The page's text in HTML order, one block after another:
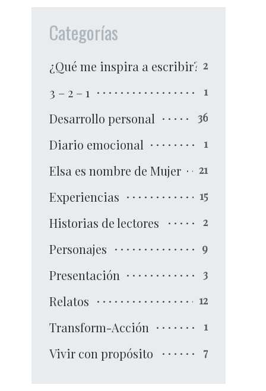
Categorías
¿Qué me inspira a escribir? 2
3 – 2 – 1 1
Desarrollo personal 36
Diario emocional 1
Elsa es nombre de Mujer 21
Experiencias 15
Historias de lectores 2
Personajes 9
Presentación 3
Relatos 12
Transform-Acción 1
Vivir con propósito 7